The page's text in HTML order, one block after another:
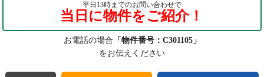
平日13時までのお問い合わせで
当日に物件をご紹介！
お電話の場合 「物件番号：C301105」
をお伝えください